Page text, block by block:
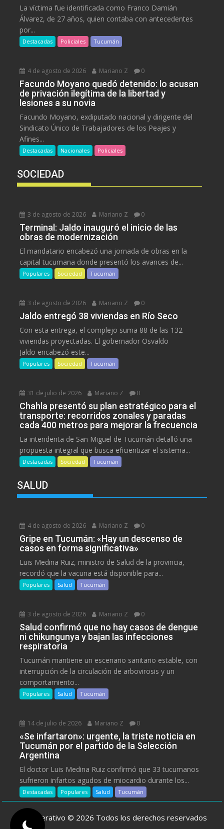
La víctima fue identificada como Franco Damián
Álvarez, de 27 años, quien contaba con antecedentes
por...
Destacadas Policiales Tucumán
4 de agosto de 2026 Mariano Z 0
Facundo Moyano quedó detenido: lo acusan
de privación ilegítima de la libertad y
lesiones a su novia
Facundo Moyano, exdiputado nacional y dirigente del
Sindicato Único de Trabajadores de los Peajes y
Afines...
Destacadas Nacionales Policiales
SOCIEDAD
3 de agosto de 2026 Mariano Z 0
Terminal: Jaldo inauguró el inicio de las
obras de modernización
El mandatario encabezó una jornada de obras en la
capital tucumana donde presentó los avances de...
Populares Sociedad Tucumán
3 de agosto de 2026 Mariano Z 0
Jaldo entregó 38 viviendas en Río Seco
Con esta entrega, el complejo suma 88 de las 132
viviendas proyectadas. El gobernador Osvaldo
Jaldo encabezó este...
Populares Sociedad Tucumán
31 de julio de 2026 Mariano Z 0
Chahla presentó su plan estratégico para el
transporte: recorridos zonales y paradas
cada 400 metros para mejorar la frecuencia
La intendenta de San Miguel de Tucumán detalló una
propuesta integral que busca eficientizar el sistema...
Destacadas Sociedad Tucumán
SALUD
4 de agosto de 2026 Mariano Z 0
Gripe en Tucumán: «Hay un descenso de
casos en forma significativa»
Luis Medina Ruiz, ministro de Salud de la provincia,
recordó que la vacuna está disponible para...
Populares Salud Tucumán
3 de agosto de 2026 Mariano Z 0
Salud confirmó que no hay casos de dengue
ni chikungunya y bajan las infecciones
respiratoria
Tucumán mantiene un escenario sanitario estable, con
interrupción de la circulación de arbovirosis y un
comportamiento...
Populares Salud Tucumán
14 de julio de 2026 Mariano Z 0
«Se infartaron»: urgente, la triste noticia en
Tucumán por el partido de la Selección
Argentina
El doctor Luis Medina Ruiz confirmó que 33 tucumanos
sufrieron infartos agudos de miocardio durante los...
Destacadas Populares Salud Tucumán
ElCooperativo © 2026 Todos los derechos reservados